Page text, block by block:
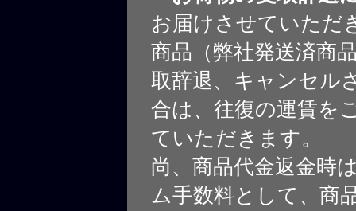
お届けさせていただ
商品（弊社発送済商
取辞退、キャンセル
合は、往復の運賃を
ていただきます。
尚、商品代金返金時
ム手数料として、商